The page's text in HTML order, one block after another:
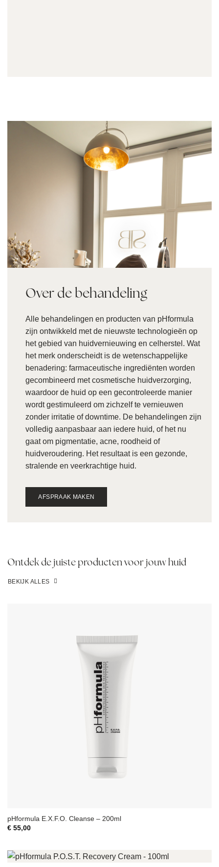
Over de behandeling
Alle behandelingen en producten van pHformula
zijn ontwikkeld met de nieuwste technologieën op
het gebied van huidvernieuwing en celherstel. Wat
het merk onderscheidt is de wetenschappelijke
benadering: farmaceutische ingrediënten worden
gecombineerd met cosmetische huidverzorging,
waardoor de huid op een gecontroleerde manier
wordt gestimuleerd om zichzelf te vernieuwen
zonder irritatie of downtime. De behandelingen zijn
volledig aanpasbaar aan iedere huid, of het nu
gaat om pigmentatie, acne, roodheid of
huidveroudering. Het resultaat is een gezonde,
stralende en veerkrachtige huid.
AFSPRAAK MAKEN
Ontdek de juiste producten voor jouw huid
BEKIJK ALLES
pHformula E.X.F.O. Cleanse – 200ml
€55,00